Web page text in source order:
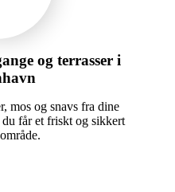
og terrasser i
mos og snavs fra dine
du får et friskt og sikkert